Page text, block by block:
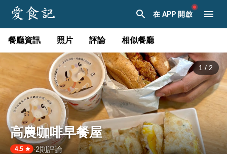
在 APP 開啟
餐廳資訊 照片 評論 相似餐廳
1 / 2
高農咖啡早餐屋
4.5 ·2則評論